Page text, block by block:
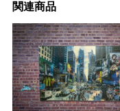
関連商品